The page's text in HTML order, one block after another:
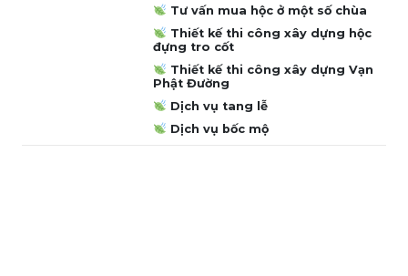
Tư vấn mua hộc ở một số chùa
Thiết kế thi công xây dựng hộc
đựng tro cốt
Thiết kế thi công xây dựng Vạn
Phật Đường
Dịch vụ tang lễ
Dịch vụ bốc mộ